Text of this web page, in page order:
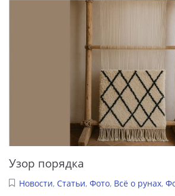
Узор порядка
Новости, Статьи, Фото, Всё о рунах,